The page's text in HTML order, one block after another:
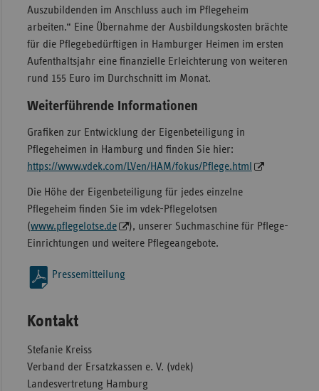
Auszubildenden im Anschluss auch im Pflegeheim
arbeiten.“ Eine Übernahme der Ausbildungskosten brächte
für die Pflegebedürftigen in Hamburger Heimen im ersten
Aufenthaltsjahr eine finanzielle Erleichterung von weiteren
rund 155 Euro im Durchschnitt im Monat.
Weiterführende Informationen
Grafiken zur Entwicklung der Eigenbeteiligung in
Pflegeheimen in Hamburg und finden Sie hier:
https://www.vdek.com/LVen/HAM/fokus/Pflege.html
Die Höhe der Eigenbeteiligung für jedes einzelne
Pflegeheim finden Sie im vdek-Pflegelotsen
(www.pflegelotse.de
), unserer Suchmaschine für Pflege-
Einrichtungen und weitere Pflegeangebote.
Pressemitteilung
Kontakt
Stefanie Kreiss
Verband der Ersatzkassen e. V. (vdek)
Landesvertretung Hamburg